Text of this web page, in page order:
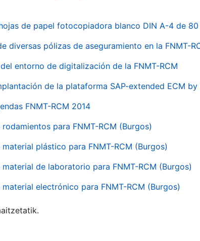
de papel fotocopiadora blanco DIN A-4 de 80
diversas pólizas de aseguramiento en la FNMT-
entorno de digitalización de la FNMT-RCM
de la plataforma SAP-extended ECM by
FNMT-RCM 2014
para FNMT-RCM (Burgos)
plástico para FNMT-RCM (Burgos)
de laboratorio para FNMT-RCM (Burgos)
electrónico para FNMT-RCM (Burgos)